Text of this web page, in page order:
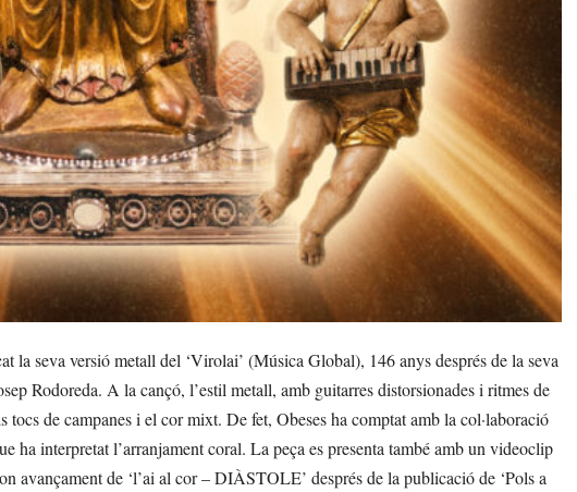
la seva versió metall del ‘Virolai’ (Música Global), 146 anys després de la seva
Rodoreda. A la cançó, l’estil metall, amb guitarres distorsionades i ritmes de
tocs de campanes i el cor mixt. De fet, Obeses ha comptat amb la col·laboració
ha interpretat l’arranjament coral. La peça es presenta també amb un videoclip
avançament de ‘l’ai al cor – DIÀSTOLE’ després de la publicació de ‘Pols a